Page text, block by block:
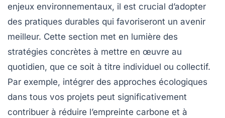
enjeux environnementaux, il est crucial d’adopter
des pratiques durables qui favoriseront un avenir
meilleur. Cette section met en lumière des
stratégies concrètes à mettre en œuvre au
quotidien, que ce soit à titre individuel ou collectif.
Par exemple, intégrer des approches écologiques
dans tous vos projets peut significativement
contribuer à réduire l’empreinte carbone et à